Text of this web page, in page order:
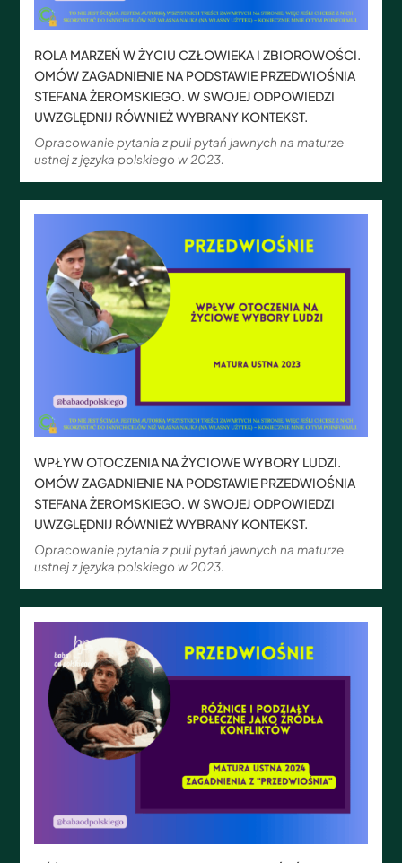
ROLA MARZEŃ W ŻYCIU CZŁOWIEKA I ZBIOROWOŚCI.
OMÓW ZAGADNIENIE NA PODSTAWIE PRZEDWIOŚNIA
STEFANA ŻEROMSKIEGO. W SWOJEJ ODPOWIEDZI
UWZGLĘDNIJ RÓWNIEŻ WYBRANY KONTEKST.
Opracowanie pytania z puli pytań jawnych na maturze
ustnej z języka polskiego w 2023.
WPŁYW OTOCZENIA NA ŻYCIOWE WYBORY LUDZI.
OMÓW ZAGADNIENIE NA PODSTAWIE PRZEDWIOŚNIA
STEFANA ŻEROMSKIEGO. W SWOJEJ ODPOWIEDZI
UWZGLĘDNIJ RÓWNIEŻ WYBRANY KONTEKST.
Opracowanie pytania z puli pytań jawnych na maturze
ustnej z języka polskiego w 2023.